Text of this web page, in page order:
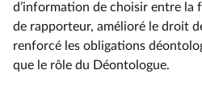
d’information de choisir entre la
de rapporteur, amélioré le droit
renforcé les obligations
que le rôle du Déontologue.